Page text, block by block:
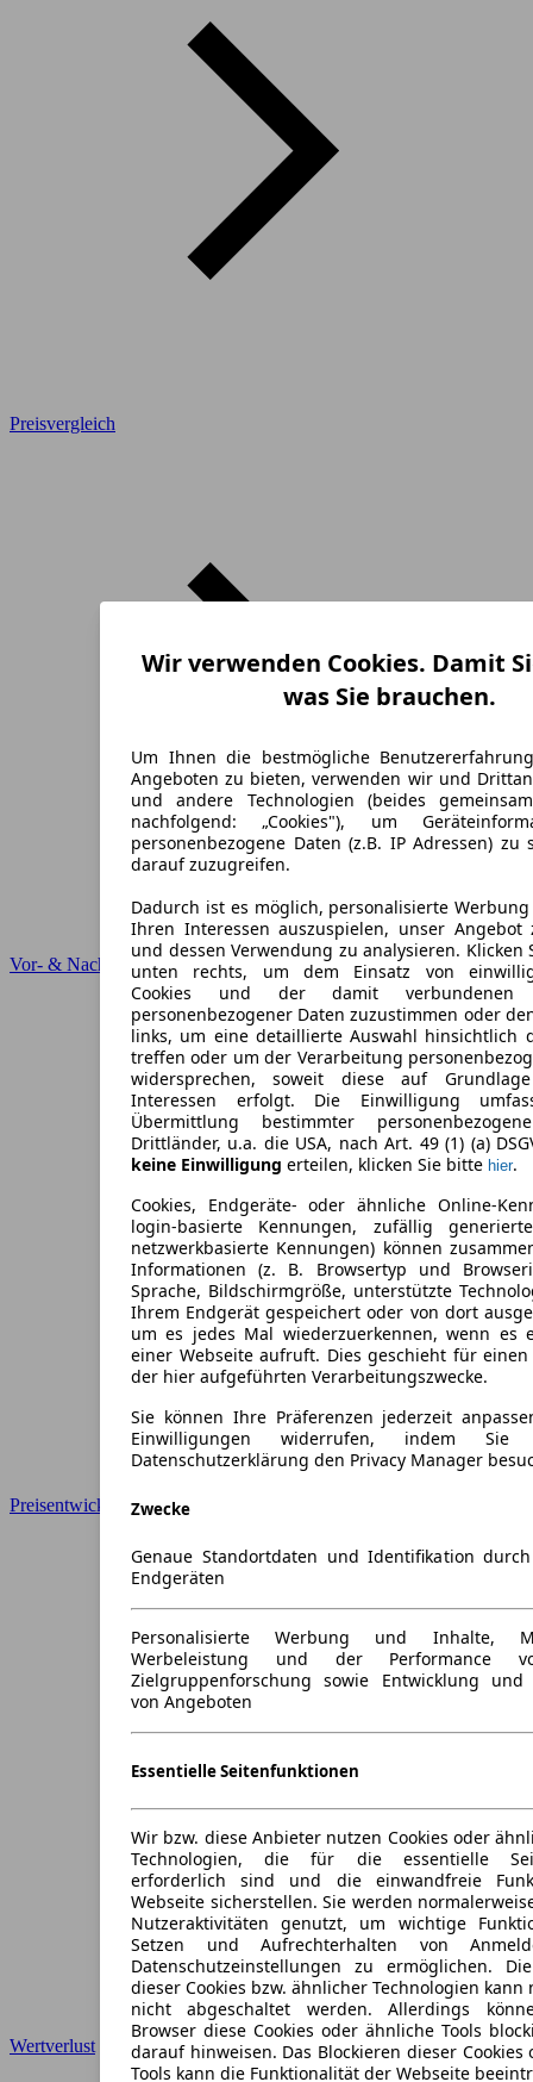
Preisvergleich
Vor- & Nachteile
Preisentwicklung
Wertverlust
Wir verwenden Cookies. Damit
was Sie brauchen.
Um Ihnen die bestmögliche
Angeboten zu bieten, verwenden wir und
und andere Technologien (beides
nachfolgend: „Cookies"), um
personenbezogene Daten (z.B. IP Adressen) zu
darauf zuzugreifen.
Dadurch ist es möglich, personalisierte
Ihren Interessen auszuspielen, unser Angebot
und dessen Verwendung zu analysieren. Klicken
unten rechts, um dem Einsatz von
Cookies und der damit verbundenen
personenbezogener Daten zuzustimmen oder
links, um eine detaillierte Auswahl hinsichtlich
treffen oder um der Verarbeitung
widersprechen, soweit diese auf
Interessen erfolgt. Die Einwilligung
Übermittlung bestimmter
Drittländer, u.a. die USA, nach Art. 49 (1) (a)
keine Einwilligung erteilen, klicken Sie bitte hier.
Cookies, Endgeräte- oder ähnliche Online-
login-basierte Kennungen, zufällig
netzwerkbasierte Kennungen) können
Informationen (z. B. Browsertyp und
Sprache, Bildschirmgröße, unterstützte
Ihrem Endgerät gespeichert oder von dort
um es jedes Mal wiederzuerkennen, wenn es
einer Webseite aufruft. Dies geschieht für
der hier aufgeführten Verarbeitungszwecke.
Sie können Ihre Präferenzen jederzeit
Einwilligungen widerrufen, indem
Datenschutzerklärung den Privacy Manager
Zwecke
Genaue Standortdaten und Identifikation
Endgeräten
Personalisierte Werbung und Inhalte,
Werbeleistung und der Performance
Zielgruppenforschung sowie Entwicklung und
von Angeboten
Essentielle Seitenfunktionen
Wir bzw. diese Anbieter nutzen Cookies oder
Technologien, die für die essentielle
erforderlich sind und die einwandfreie
Webseite sicherstellen. Sie werden
Nutzeraktivitäten genutzt, um wichtige
Setzen und Aufrechterhalten von
Datenschutzeinstellungen zu ermöglichen.
dieser Cookies bzw. ähnlicher Technologien kann
nicht abgeschaltet werden. Allerdings
Browser diese Cookies oder ähnliche Tools
darauf hinweisen. Das Blockieren dieser
Tools kann die Funktionalität der Webseite